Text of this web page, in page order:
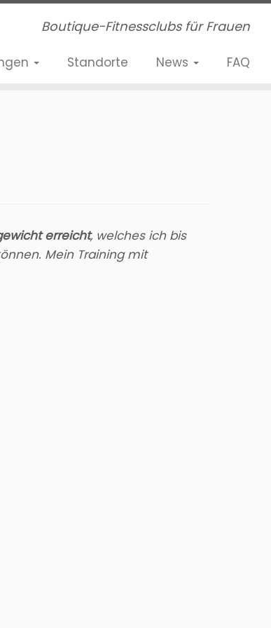
Boutique-Fitnessclubs für Frauen
Standorte News FAQ
erreicht, welches ich bis
Mein Training mit